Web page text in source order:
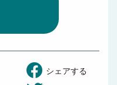
シェアする